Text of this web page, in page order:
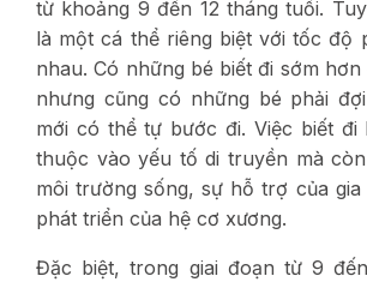
từ khoảng 9 đến 12 tháng tuổi.
là một cá thể riêng biệt với tốc độ
nhau. Có những bé biết đi sớm
nhưng cũng có những bé phải
mới có thể tự bước đi. Việc biết đi
thuộc vào yếu tố di truyền mà
môi trường sống, sự hỗ trợ của
phát triển của hệ cơ xương.
Đặc biệt, trong giai đoạn từ 9